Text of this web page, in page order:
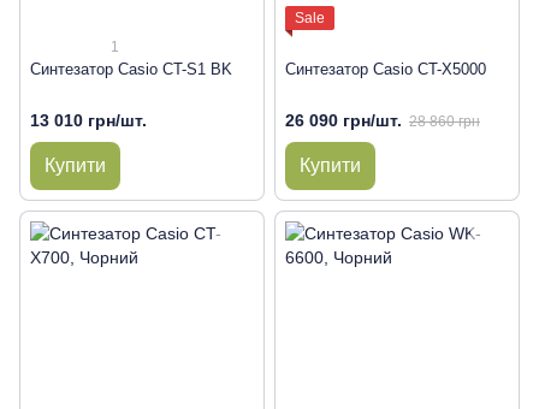
1
Синтезатор Casio CT-S1 BK
13 010 грн/шт.
Купити
Sale
Синтезатор Casio CT-X5000
26 090 грн/шт. 28 860 грн
Купити